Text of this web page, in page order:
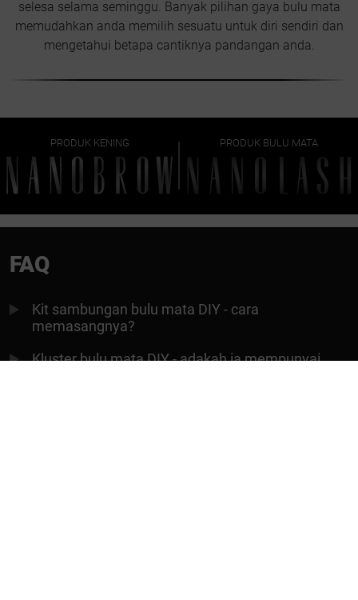
selesa selama seminggu. Banyak pilihan gaya bulu mata
memudahkan anda memilih sesuatu untuk diri sendiri dan
mengetahui betapa cantiknya pandangan anda.
PRODUK KENING PRODUK BULU MATA
FAQ
Kit sambungan bulu mata DIY - cara
memasangnya?
Kluster bulu mata DIY - adakah ia mempunyai